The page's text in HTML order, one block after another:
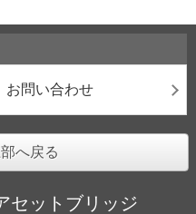
お問い合わせ
へ戻る
セットブリッジ